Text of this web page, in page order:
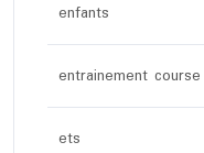
enfants
entrainement
ets